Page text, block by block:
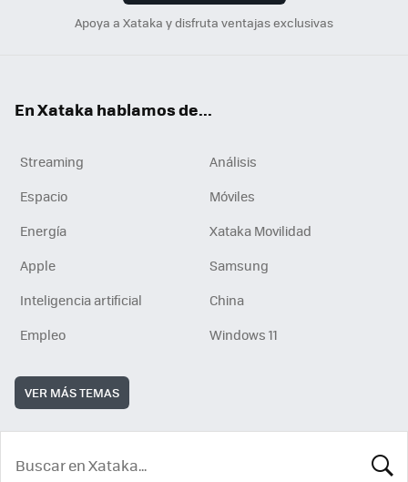
Apoya a Xataka y disfruta ventajas exclusivas
En Xataka hablamos de...
Streaming
Análisis
Espacio
Móviles
Energía
Xataka Movilidad
Apple
Samsung
Inteligencia artificial
China
Empleo
Windows 11
VER MÁS TEMAS